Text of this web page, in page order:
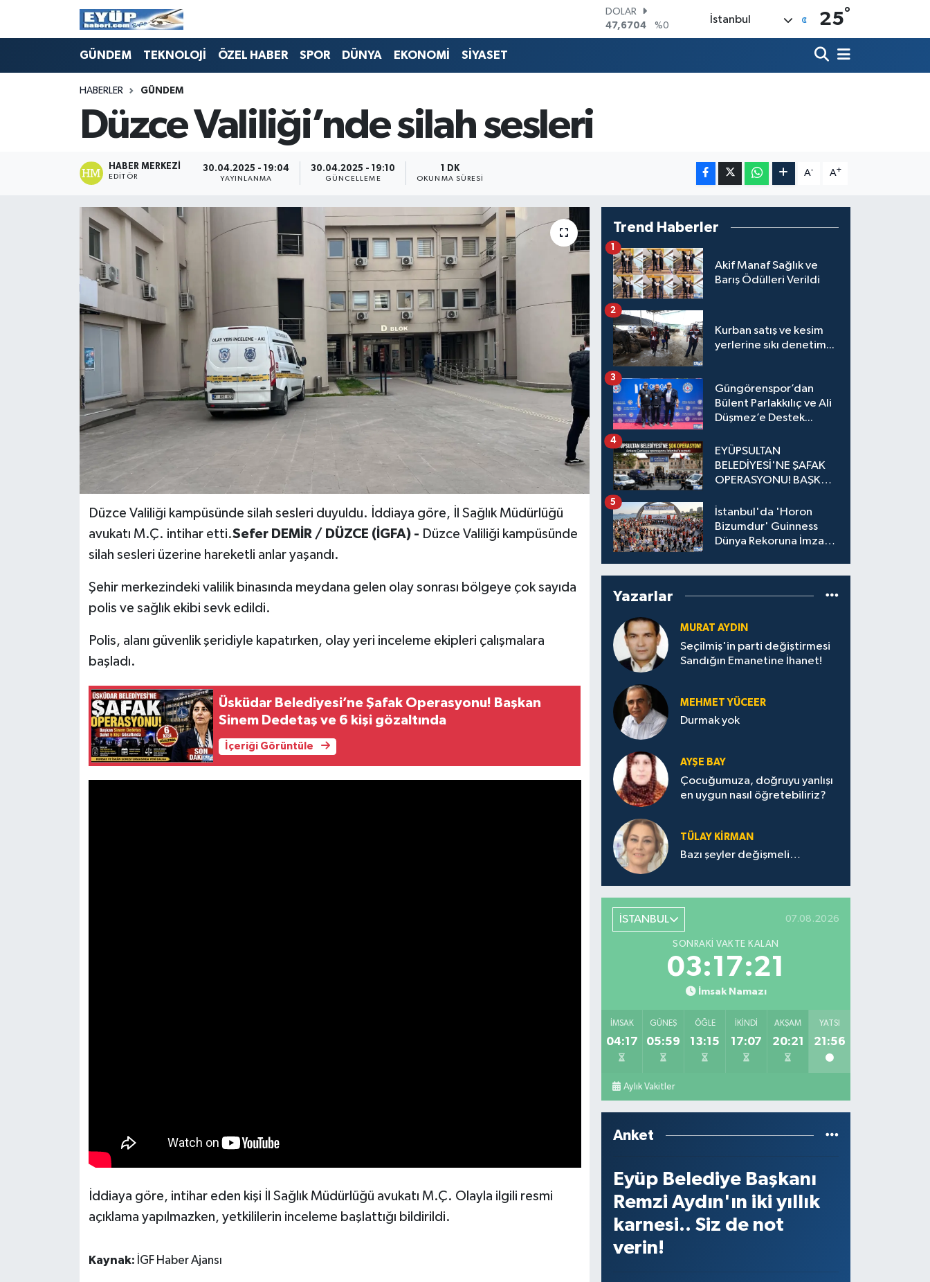
DOLAR
47,6704
%0
EURO
İstanbul 25°
GÜNDEM TEKNOLOJİ ÖZEL HABER SPOR DÜNYA EKONOMİ SİYASET
HABERLER GÜNDEM
Düzce Valiliği’nde silah sesleri
HABER MERKEZI
EDITÖR
30.04.2025 - 19:04
YAYINLANMA
30.04.2025 - 19:10
GÜNCELLEME
1 DK
OKUNMA SÜRESI
A- A+
Düzce Valiliği kampüsünde silah sesleri duyuldu. İddiaya göre, İl Sağlık Müdürlüğü
avukatı M.Ç. intihar etti.Sefer DEMİR / DÜZCE (İGFA) - Düzce Valiliği kampüsünde
silah sesleri üzerine hareketli anlar yaşandı.
Şehir merkezindeki valilik binasında meydana gelen olay sonrası bölgeye çok sayıda
polis ve sağlık ekibi sevk edildi.
Polis, alanı güvenlik şeridiyle kapatırken, olay yeri inceleme ekipleri çalışmalara
başladı.
Üsküdar Belediyesi’ne Şafak Operasyonu! Başkan
Sinem Dedetaş ve 6 kişi gözaltında
İçeriği Görüntüle
İddiaya göre, intihar eden kişi İl Sağlık Müdürlüğü avukatı M.Ç. Olayla ilgili resmi
açıklama yapılmazken, yetkililerin inceleme başlattığı bildirildi.
Kaynak: İGF Haber Ajansı
Trend Haberler
Akif Manaf Sağlık ve
Barış Ödülleri Verildi
1
Kurban satış ve kesim
yerlerine sıkı denetim...
2
Güngörenspor’dan
Bülent Parlakkılıç ve Ali
Düşmez’e Destek...
3
EYÜPSULTAN
BELEDİYESİ'NE ŞAFAK
OPERASYONU! BAŞKAN
KALEM MÜDÜRÜ
GÖZALTINDA
4
İstanbul'da 'Horon
Bizumdur' Guinness
Dünya Rekoruna İmza
5
Yazarlar
MURAT AYDIN
Seçilmiş'in parti değiştirmesi
Sandığın Emanetine İhanet!
MEHMET YÜCEER
Durmak yok
AYŞE BAY
Çocuğumuza, doğruyu yanlışı
en uygun nasıl öğretebiliriz?
TÜLAY KİRMAN
Bazı şeyler değişmeli…
İSTANBUL 07.08.2026
SONRAKI VAKTE KALAN
03:17:21
İmsak Namazı
İMSAK
04:17
GÜNEŞ
05:59
ÖĞLE
13:15
İKINDI
17:07
AKŞAM
20:21
YATSI
21:56
Aylık Vakitler
Anket
Eyüp Belediye Başkanı
Remzi Aydın'ın iki yıllık
karnesi.. Siz de not
verin!